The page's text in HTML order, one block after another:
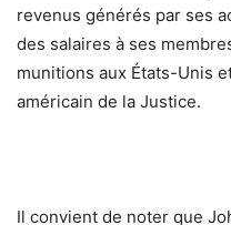
revenus générés par ses
des salaires à ses
munitions aux États-Unis
américain de la Justice.
Il convient de noter que